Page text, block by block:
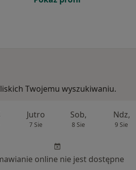
Twojemu wyszukiwaniu.
Jutro
7 Sie
Sob,
8 Sie
Ndz,
9 Sie
online nie jest dostępne